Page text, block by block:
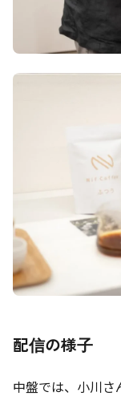
配信の様子
中盤では、小川さ